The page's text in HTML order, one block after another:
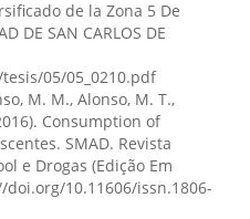
de la Zona 5 De
DE SAN CARLOS DE
05/05_0210.pdf
M. M., Alonso, M. T.,
Consumption of
SMAD. Revista
e Drogas (Edição Em
doi.org/10.11606/issn.1806-